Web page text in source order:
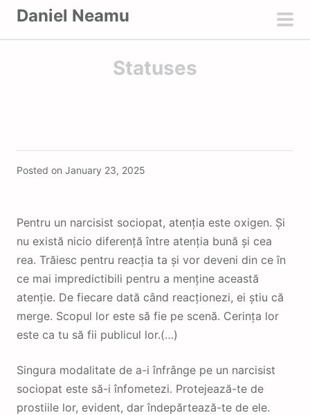
Daniel Neamu
Statuses
Posted on January 23, 2025
Pentru un narcisist sociopat, atenția este oxigen. Și
nu există nicio diferență între atenția bună și cea
rea. Trăiesc pentru reacția ta și vor deveni din ce în
ce mai impredictibili pentru a menține această
atenție. De fiecare dată când reacționezi, ei știu că
merge. Scopul lor este să fie pe scenă. Cerința lor
este ca tu să fii publicul lor.(…)
Singura modalitate de a-i înfrânge pe un narcisist
sociopat este să-i înfometezi. Protejează-te de
prostiile lor, evident, dar îndepărtează-te de ele.